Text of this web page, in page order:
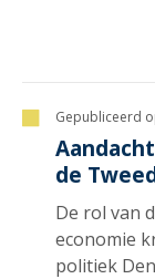
Gepubliceerd
de
De rol van
economie
politiek